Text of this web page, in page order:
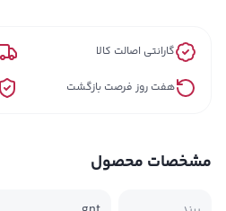
گارانتی اصالت کالا
هفت روز فرصت بازگشت
مشخصات محصول